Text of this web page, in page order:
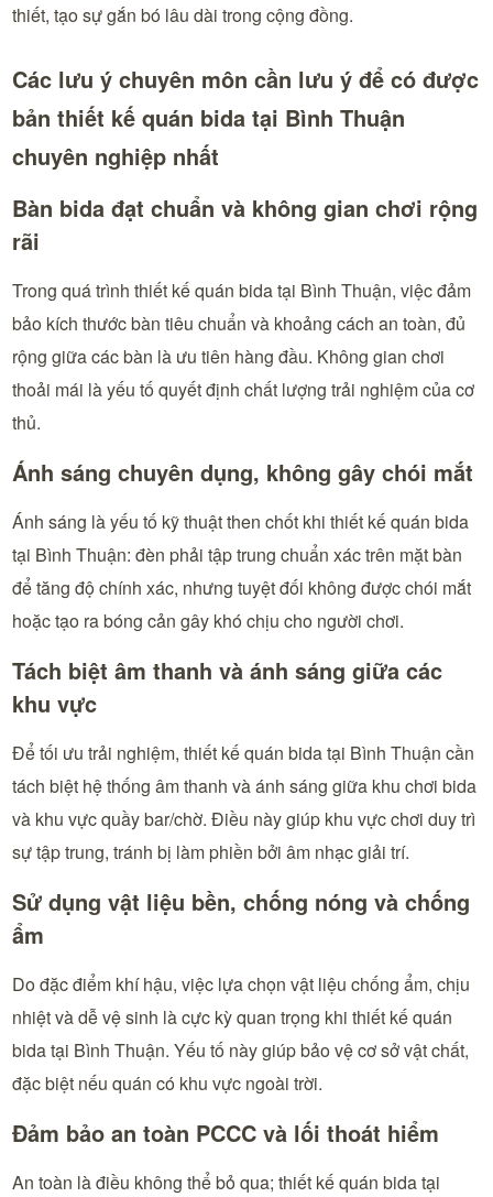
thiết, tạo sự gắn bó lâu dài trong cộng đồng.
Các lưu ý chuyên môn cần lưu ý để có được
bản thiết kế quán bida tại Bình Thuận
chuyên nghiệp nhất
Bàn bida đạt chuẩn và không gian chơi rộng
rãi
Trong quá trình thiết kế quán bida tại Bình Thuận, việc đảm
bảo kích thước bàn tiêu chuẩn và khoảng cách an toàn, đủ
rộng giữa các bàn là ưu tiên hàng đầu. Không gian chơi
thoải mái là yếu tố quyết định chất lượng trải nghiệm của cơ
thủ.
Ánh sáng chuyên dụng, không gây chói mắt
Ánh sáng là yếu tố kỹ thuật then chốt khi thiết kế quán bida
tại Bình Thuận: đèn phải tập trung chuẩn xác trên mặt bàn
để tăng độ chính xác, nhưng tuyệt đối không được chói mắt
hoặc tạo ra bóng cản gây khó chịu cho người chơi.
Tách biệt âm thanh và ánh sáng giữa các
khu vực
Để tối ưu trải nghiệm, thiết kế quán bida tại Bình Thuận cần
tách biệt hệ thống âm thanh và ánh sáng giữa khu chơi bida
và khu vực quầy bar/chờ. Điều này giúp khu vực chơi duy trì
sự tập trung, tránh bị làm phiền bởi âm nhạc giải trí.
Sử dụng vật liệu bền, chống nóng và chống
ẩm
Do đặc điểm khí hậu, việc lựa chọn vật liệu chống ẩm, chịu
nhiệt và dễ vệ sinh là cực kỳ quan trọng khi thiết kế quán
bida tại Bình Thuận. Yếu tố này giúp bảo vệ cơ sở vật chất,
đặc biệt nếu quán có khu vực ngoài trời.
Đảm bảo an toàn PCCC và lối thoát hiểm
An toàn là điều không thể bỏ qua; thiết kế quán bida tại